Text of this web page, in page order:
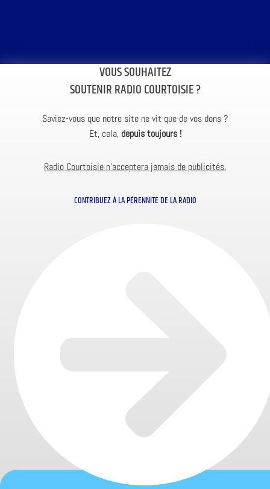
VOUS SOUHAITEZ
SOUTENIR RADIO COURTOISIE ?
Saviez-vous que notre site ne vit que de vos dons ?
Et, cela, depuis toujours !
Radio Courtoisie n’acceptera jamais de publicités.
CONTRIBUEZ À LA PÉRENNITÉ DE LA RADIO